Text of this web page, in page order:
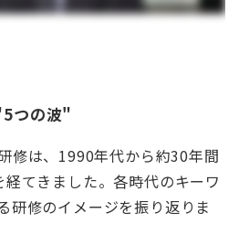
つの波"
修は、1990年代から約30年間
てきました。各時代のキーワ
研修のイメージを振り返りま